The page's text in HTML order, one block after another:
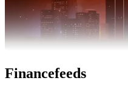
Financefeeds